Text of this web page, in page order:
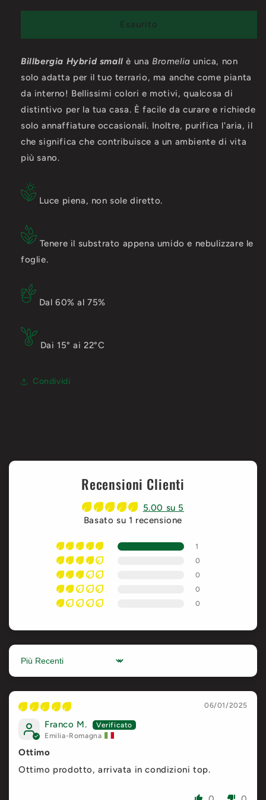
per
Hybrid
per
Billbergia
Hybrid
Esaurito
Billbergia Hybrid small è una Bromelia unica, non
solo adatta per il tuo terrario, ma anche come pianta
da interno! Bellissimi colori e motivi, qualcosa di
distintivo per la tua casa. È facile da curare e richiede
solo annaffiature occasionali. Inoltre, purifica l'aria, il
che significa che contribuisce a un ambiente di vita
più sano.
Luce piena, non sole diretto.
Tenere il substrato appena umido e nebulizzare le
foglie.
Dal 60% al 75%
Dai 15° ai 22°C
Condividi
Recensioni Clienti
5.00 su 5
Basato su 1 recensione
1
0
0
0
0
Sort by
06/01/2025
Franco M.
Emilia-Romagna
Ottimo
Ottimo prodotto, arrivata in condizioni top.